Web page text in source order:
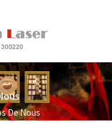
De Nous